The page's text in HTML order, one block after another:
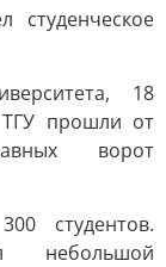
студенческое
18
ТГУ прошли от
ворот
студентов.
небольшой